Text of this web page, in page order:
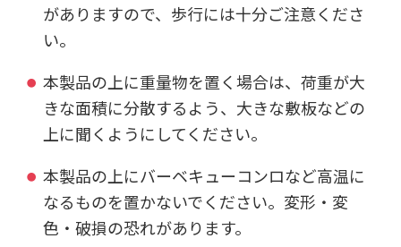
がありますので、歩行には十分ご注意くださ
い。
本製品の上に重量物を置く場合は、荷重が大
きな面積に分散するよう、大きな敷板などの
上に聞くようにしてください。
本製品の上にバーベキューコンロなど高温に
なるものを置かないでください。変形・変
色・破損の恐れがあります。